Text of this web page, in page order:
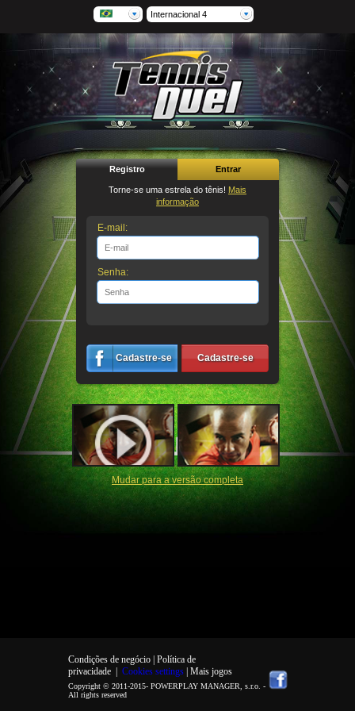
Internacional 4
Registro Entrar
Torne-se uma estrela do tênis! Mais
informação
E-mail:
Senha:
Cadastre-se Cadastre-se
Mudar para a versão completa
Condições de negócio | Política de
privacidade| Cookies settings | Mais jogos
Copyright © 2011-2015- POWERPLAY MANAGER, s.r.o. -
All rights reserved